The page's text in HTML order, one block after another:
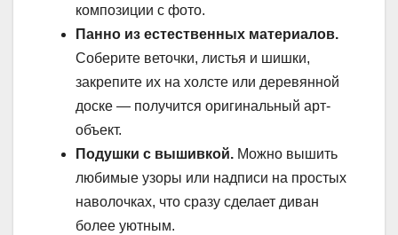
композиции с фото.
Панно из естественных материалов.
Соберите веточки, листья и шишки,
закрепите их на холсте или деревянной
доске — получится оригинальный арт-
объект.
Подушки с вышивкой. Можно вышить
любимые узоры или надписи на простых
наволочках, что сразу сделает диван
более уютным.